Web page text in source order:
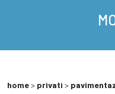
home> privati >